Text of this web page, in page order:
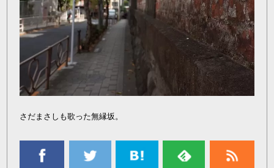
さだまさしも歌った無縁坂。